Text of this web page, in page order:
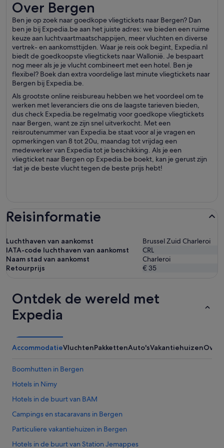
Over Bergen
Ben je op zoek naar goedkope vliegtickets naar Bergen? Dan
ben je bij Expedia.be aan het juiste adres: we bieden een ruime
keuze aan luchtvaartmaatschappijen, meer vluchten en diverse
vertrek- en aankomsttijden. Waar je reis ook begint, Expedia.nl
biedt de goedkoopste vliegtickets naar Wallonië. Je bespaart
nog meer als je je vlucht combineert met een hotel. Ben je
flexibel? Boek dan extra voordelige last minute vliegtickets naar
Bergen bij Expedia.be.
Als grootste online reisbureau hebben we het voordeel om te
werken met leveranciers die ons de laagste tarieven bieden,
dus check Expedia.be regelmatig voor goedkope vliegtickets
naar Bergen, want ze zijn snel uitverkocht. Met een
reisroutenummer van Expedia.be staat voor al je vragen en
opmerkingen van 8 tot 20u, maandag tot vrijdag een
medewerker van Expedia tot je beschikking. Als je een
vliegticket naar Bergen op Expedia.be boekt, kan je gerust zijn
dat je de beste vlucht tegen de beste prijs hebt!
Over Bergen
Reisinformatie
Luchthaven van aankomst
Brussel Zuid Charleroi
IATA-code luchthaven van aankomst
CRL
Naam stad van aankomst
Charleroi
Retourprijs
€ 35
Ontdek de wereld met
Expedia
AccommodatieVluchtenPakkettenAuto'sVakantiehuizen
Boomhutten in Bergen
Hotels in Nimy
Hotels in de buurt van BAM
Campings en stacaravans in Bergen
Particuliere vakantiehuizen in Bergen
Hotels in de buurt van Station Jemappes